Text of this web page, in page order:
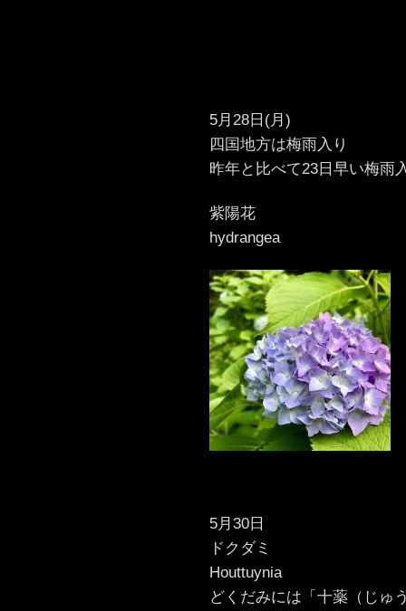
5月28日(月)
四国地方は梅雨入り
昨年と比べて23日早い梅雨
紫陽花
hydrangea
5月30日
ドクダミ
Houttuynia
どくだみには「十薬（じゅ